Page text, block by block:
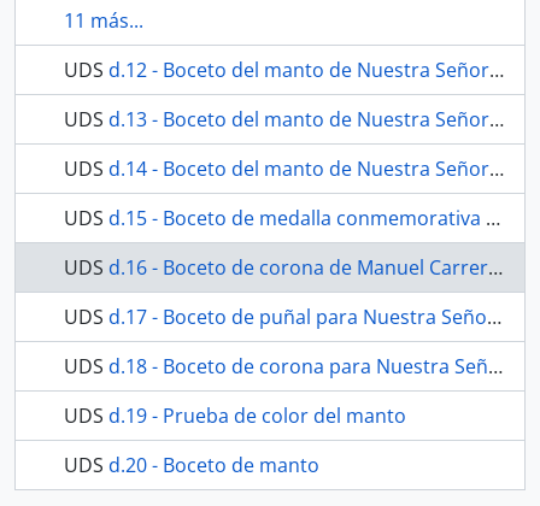
11 más...
UDS d.12 - Boceto del manto de Nuestra Señora de los Dolores
UDS d.13 - Boceto del manto de Nuestra Señora de los Dolores
UDS d.14 - Boceto del manto de Nuestra Señora de los Dolores
UDS d.15 - Boceto de medalla conmemorativa de Nuestra Señora de los Dolores
UDS d.16 - Boceto de corona de Manuel Carrera de Nuestra Señora de los Dolores
UDS d.17 - Boceto de puñal para Nuestra Señora de los Dolores
UDS d.18 - Boceto de corona para Nuestra Señora de los Dolores
UDS d.19 - Prueba de color del manto
UDS d.20 - Boceto de manto